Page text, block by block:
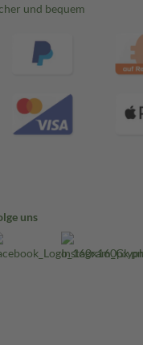
und bequem
uns